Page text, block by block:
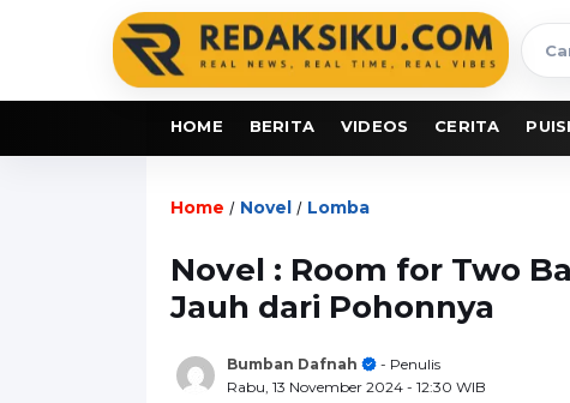
Cari
berita
HOME BERITA VIDEOS CERITA PUISI
Home / Novel / Lomba
Novel : Room for Two
Jauh dari Pohonnya
Bumban Dafnah
- Penulis
Rabu, 13 November 2024 - 12:30 WIB